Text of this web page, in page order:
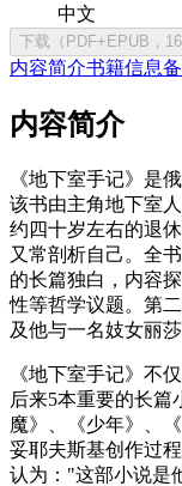
中文
下载（PDF+EPUB，
内容简介书籍信息
内容简介
《地下室手记》是
该书由主角地下室
约四十岁左右的退
又常剖析自己。全
的长篇独白，内容
性等哲学议题。第
及他与一名妓女丽
《地下室手记》不
后来5本重要的长篇
魔》、《少年》、
妥耶夫斯基创作过
认为："这部小说是